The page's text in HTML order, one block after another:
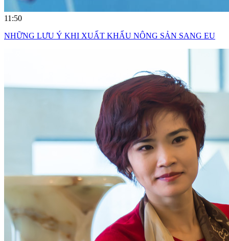
11:50
NHỮNG LƯU Ý KHI XUẤT KHẨU NÔNG SẢN SANG EU